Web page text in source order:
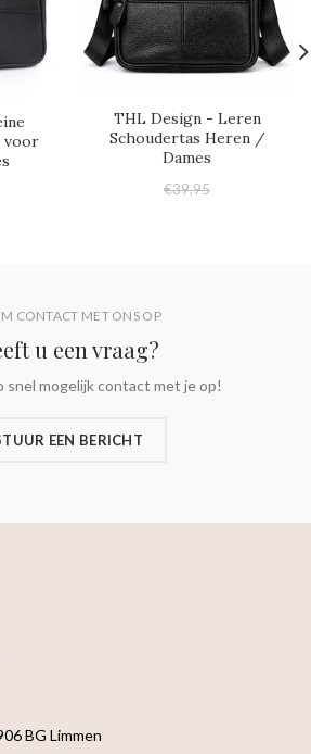
voor
THL Design - Leren
Schoudertas Heren /
Dames
€39,95
CONTACT MET ONS OP
u een vraag?
snel mogelijk contact met je op!
EEN BERICHT
BG Limmen